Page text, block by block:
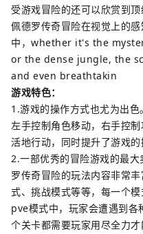
受游戏冒险的还可以欣赏到
佩德罗传奇冒险在视觉上的
中，whether it's the
or the dense jungle, the
and even breathtakin
游戏特色：
1.游戏的操作方式也尤为出色
左手控制角色移动，右手控
活地行动，同时提升了游戏的
2.一部优秀的冒险游戏的最
罗传奇冒险的玩法内容非常
式、挑战模式等等，每一个
pve模式中，玩家会遭遇到
个关卡都需要玩家用尽全力